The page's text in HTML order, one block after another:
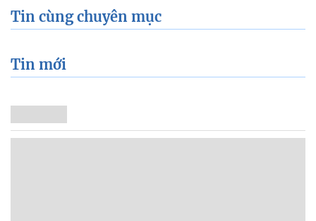
Tin cùng chuyên mục
Tin mới